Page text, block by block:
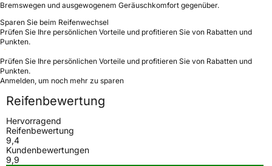
Bremswegen und ausgewogenem Geräuschkomfort gegenüber.
Sparen Sie beim Reifenwechsel
Prüfen Sie Ihre persönlichen Vorteile und profitieren Sie von Rabatten und
Punkten.
Prüfen Sie Ihre persönlichen Vorteile und profitieren Sie von Rabatten und
Punkten.
Anmelden, um noch mehr zu sparen
Reifenbewertung
Hervorragend
Reifenbewertung
9,4
Kundenbewertungen
9,9